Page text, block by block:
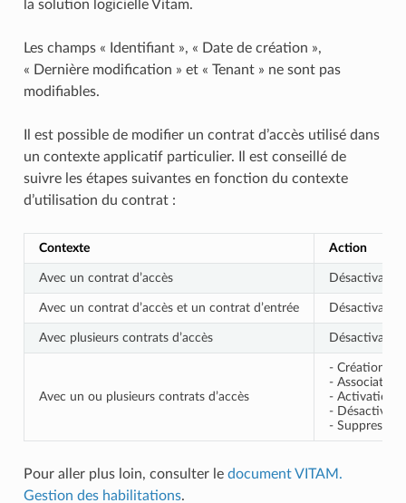
la solution logicielle Vitam.
Les champs « Identifiant », « Date de création »,
« Dernière modification » et « Tenant » ne sont pas
modifiables.
Il est possible de modifier un contrat d’accès utilisé dans
un contexte applicatif particulier. Il est conseillé de
suivre les étapes suivantes en fonction du contexte
d’utilisation du contrat :
Contexte Action
Avec un contrat d’accès
Avec un contrat d’accès et un contrat d’entrée
Avec plusieurs contrats d’accès
Avec un ou plusieurs contrats d’accès
- Création
- Association
- Activation
-
-
Pour aller plus loin, consulter le document VITAM.
Gestion des habilitations.